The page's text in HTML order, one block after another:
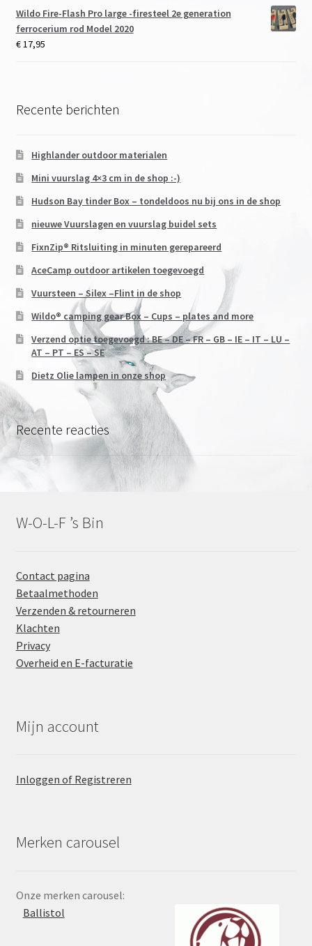
Wildo Fire-Flash Pro large -firesteel 2e generation
ferrocerium rod Model 2020
€17,95
Recente berichten
Highlander outdoor materialen
Mini vuurslag 4×3 cm in de shop :-)
Hudson Bay tinder Box – tondeldoos nu bij ons in de shop
nieuwe Vuurslagen en vuurslag buidel sets
FixnZip® Ritsluiting in minuten gerepareerd
AceCamp outdoor artikelen toegevoegd
Vuursteen – Silex –Flint in de shop
Wildo® camping gear Box – Cups – plates and more
Verzend optie toegevoegd : BE – DE – FR – GB – IE – IT – LU –
AT – PT – ES – SE
Dietz Olie lampen in onze shop
Recente reacties
W-O-L-F ’s Bin
Contact pagina
Betaalmethoden
Verzenden & retourneren
Klachten
Privacy
Overheid en E-facturatie
Mijn account
Inloggen of Registreren
Merken carousel
Onze merken carousel:
Ballistol